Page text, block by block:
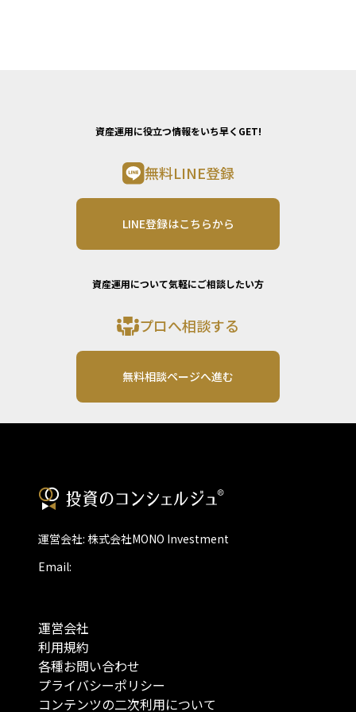
資産運用に役立つ情報をいち早くGET!
無料LINE登録
LINE登録はこちらから
資産運用について気軽にご相談したい方
プロへ相談する
無料相談ページへ進む
運営会社: 株式会社MONO Investment
Email:
運営会社
利用規約
各種お問い合わせ
プライバシーポリシー
コンテンツの二次利用について